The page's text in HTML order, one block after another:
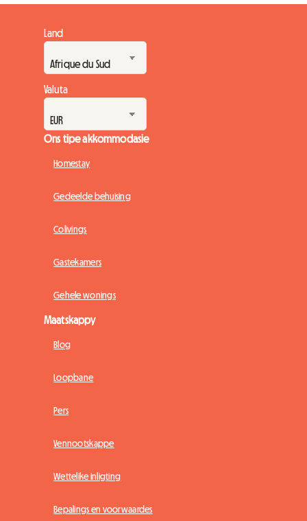
Land
Valuta
Ons tipe akkommodasie
Homestay
Gedeelde behuising
Colivings
Gastekamers
Gehele wonings
Maatskappy
Blog
Loopbane
Pers
Vennootskappe
Wettelike inligting
Bepalings en voorwaardes